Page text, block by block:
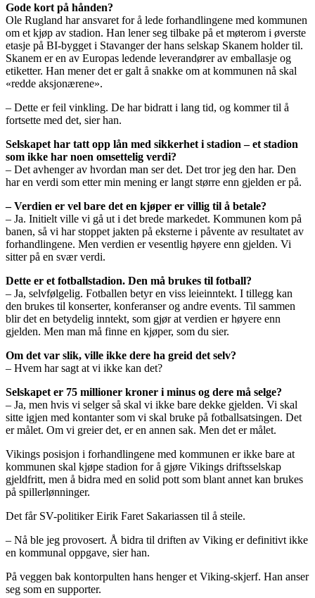
Gode kort på hånden?
Ole Rugland har ansvaret for å lede forhandlingene med kommunen
om et kjøp av stadion. Han lener seg tilbake på et møterom i øverste
etasje på BI-bygget i Stavanger der hans selskap Skanem holder til.
Skanem er en av Europas ledende leverandører av emballasje og
etiketter. Han mener det er galt å snakke om at kommunen nå skal
«redde aksjonærene».
– Dette er feil vinkling. De har bidratt i lang tid, og kommer til å
fortsette med det, sier han.
Selskapet har tatt opp lån med sikkerhet i stadion – et stadion
som ikke har noen omsettelig verdi?
– Det avhenger av hvordan man ser det. Det tror jeg den har. Den
har en verdi som etter min mening er langt større enn gjelden er på.
– Verdien er vel bare det en kjøper er villig til å betale?
– Ja. Initielt ville vi gå ut i det brede markedet. Kommunen kom på
banen, så vi har stoppet jakten på eksterne i påvente av resultatet av
forhandlingene. Men verdien er vesentlig høyere enn gjelden. Vi
sitter på en svær verdi.
Dette er et fotballstadion. Den må brukes til fotball?
– Ja, selvfølgelig. Fotballen betyr en viss leieinntekt. I tillegg kan
den brukes til konserter, konferanser og andre events. Til sammen
blir det en betydelig inntekt, som gjør at verdien er høyere enn
gjelden. Men man må finne en kjøper, som du sier.
Om det var slik, ville ikke dere ha greid det selv?
– Hvem har sagt at vi ikke kan det?
Selskapet er 75 millioner kroner i minus og dere må selge?
– Ja, men hvis vi selger så skal vi ikke bare dekke gjelden. Vi skal
sitte igjen med kontanter som vi skal bruke på fotballsatsingen. Det
er målet. Om vi greier det, er en annen sak. Men det er målet.
Vikings posisjon i forhandlingene med kommunen er ikke bare at
kommunen skal kjøpe stadion for å gjøre Vikings driftsselskap
gjeldfritt, men å bidra med en solid pott som blant annet kan brukes
på spillerlønninger.
Det får SV-politiker Eirik Faret Sakariassen til å steile.
– Nå ble jeg provosert. Å bidra til driften av Viking er definitivt ikke
en kommunal oppgave, sier han.
På veggen bak kontorpulten hans henger et Viking-skjerf. Han anser
seg som en supporter.